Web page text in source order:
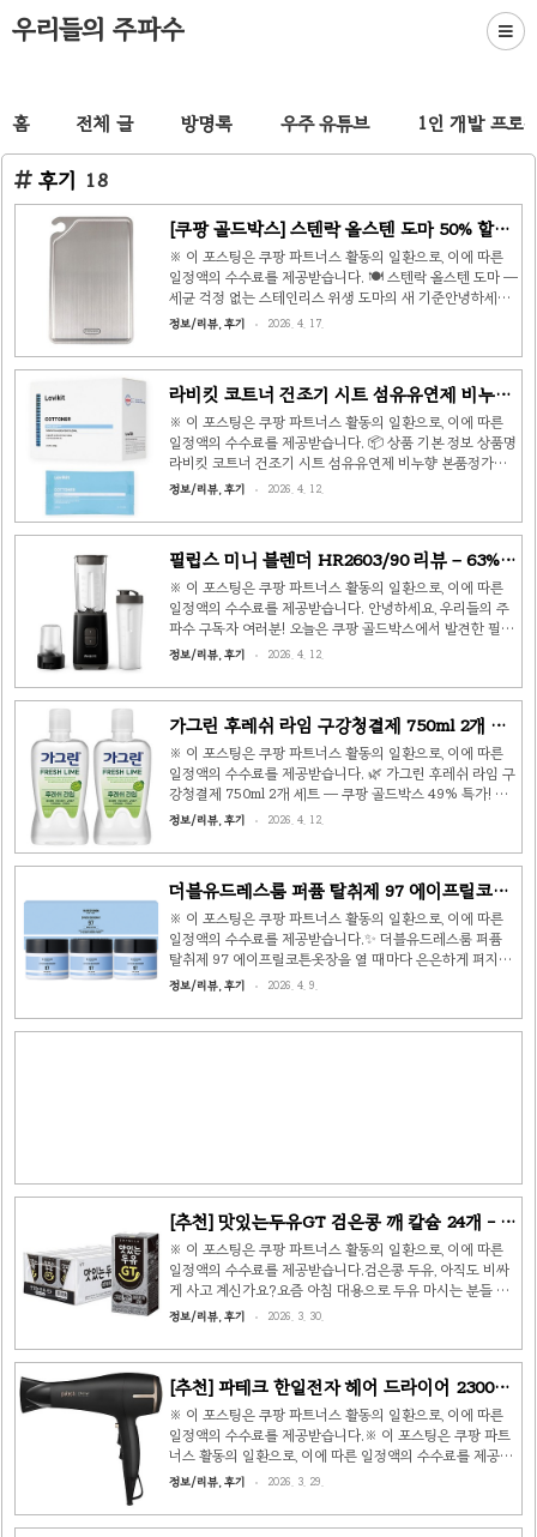
우리들의 주파수
홈 전체 글 방명록 우주 유튜브 1인 개발 프로
후기 18
[쿠팡 골드박스] 스텐락 올스텐 도마 50% 할인
특가 18,890원!
※ 이 포스팅은 쿠팡 파트너스 활동의 일환으로, 이에 따른
일정액의 수수료를 제공받습니다. 🍽️ 스텐락 올스텐 도마 —
세균 걱정 없는 스테인리스 위생 도마의 새 기준안녕하세요,
우리들의 주파수 구독자 여러분! 오늘은 주방 위생에 관심 있
바로 스텐락 올스텐 도마입니다. 플라스틱이나 나무 도마의
특가를 놓치지 마세요! 📦 상품 기본 정보상품명스텐락 올스
텐 도마 (실버)정가37,800원할인가18,890원 (50% 할인)
와우회원가15,870원크기330 × 218 × 2.5 mm재질포스코
생산 SUS 스테인리스리뷰 수1,171개 (1,000명 이상 구매)
배송로켓배송 (내일 새벽 도착 보장..
정보/리뷰, 후기 2026. 4. 17.
라비킷 코트너 건조기 시트 섬유유연제 비누향
40개입 – 쿠팡 골드박스 55% 특가
※ 이 포스팅은 쿠팡 파트너스 활동의 일환으로, 이에 따른
일정액의 수수료를 제공받습니다. 📦 상품 기본 정보 상품명
라비킷 코트너 건조기 시트 섬유유연제 비누향 본품정가
33,000원할인가14,800원 (55% 할인)개당 단가1개입당
기기일반/겸용 (드럼 건조기 포함)유통기한2026년 11월 3
장)리뷰⭐ 11,308개 (최고 87%)인증생활화학제품 인증
EB25-05-0020 ✨ 라비킷 코트너, 어떤 제품인가요? 안녕
하세요, 우리들의 주파수 구독자 여러분! 오늘 소개할 제품은
건조기 사용자라면 한 번쯤 고민해봤을 건조기 전용 시트형
섬유유연제입니다. 바로 라비킷 코트너 건조기 시..
정보/리뷰, 후기 2026. 4. 12.
필립스 미니 블렌더 HR2603/90 리뷰 – 63%
할인, 1만 2천 리뷰의 인기 이유
※ 이 포스팅은 쿠팡 파트너스 활동의 일환으로, 이에 따른
일정액의 수수료를 제공받습니다. 안녕하세요, 우리들의 주
파수 구독자 여러분! 오늘은 쿠팡 골드박스에서 발견한 필립
스 미니 블렌더 HR2603/90을 소개해 드리려고 합니다. 무
데요. 가격도 30,920원으로 부담 없이 구매할 수 있어 화제
심 스펙 항목내용브랜드필립스 (Philips)모델명
HR2603/90 (데일리 컬렉션 시리즈)소비전력350W재질플
라스틱색상블랙구성품용기 1p + 멀티다지기 1p + 텀블러
1p작동방식버튼식정가84,000원할인가30,920원 (63% 할
인)배송로켓배송 (내일 도착 보장) ⭐ 왜 1만..
정보/리뷰, 후기 2026. 4. 12.
가그린 후레쉬 라임 구강청결제 750ml 2개 세
트 — 쿠팡 골드박스 49% 특가!
※ 이 포스팅은 쿠팡 파트너스 활동의 일환으로, 이에 따른
일정액의 수수료를 제공받습니다. 🌿 가그린 후레쉬 라임 구
강청결제 750ml 2개 세트 — 쿠팡 골드박스 49% 특가! 안
녕하세요, 우리들의 주파수 구독자 여러분! 오늘은 쿠팡 골드
개 세트를 소개합니다. 무려 49% 할인된 특가로, 매일 사용
니다! 📦 상품 기본 정보 상품명가그린 후레쉬 라임 구강청
결제, 750ml × 2개정가17,400원할인가8,710원 (49% 할
인)단위 가격100ml당 581원리뷰⭐ 28,775개 리뷰배송🚀
로켓배송 (새벽도착 / 무료배송 / 무료반품)타입액체형 / 과
일향 (라임) / 뚜껑용기효능잇몸 케..
정보/리뷰, 후기 2026. 4. 12.
더블유드레스룸 퍼퓸 탈취제 97 에이프릴코튼
— 48% 할인 골드박스 특가 리뷰
※ 이 포스팅은 쿠팡 파트너스 활동의 일환으로, 이에 따른
일정액의 수수료를 제공받습니다.✨ 더블유드레스룸 퍼퓸
탈취제 97 에이프릴코튼옷장을 열 때마다 은은하게 퍼지는
향기, 상상만 해도 기분 좋지 않나요? 더블유드레스룸 퍼퓸
려 깨끗하고 고급스러운 향을 입혀줍니다.에이프릴코튼 향
정보/리뷰, 후기 2026. 4. 9.
[추천] 맛있는두유GT 검은콩 깨 칼슘 24개 - 이
가격 실화? 56% 할인
※ 이 포스팅은 쿠팡 파트너스 활동의 일환으로, 이에 따른
일정액의 수수료를 제공받습니다.검은콩 두유, 아직도 비싸
게 사고 계신가요?요즘 아침 대용으로 두유 마시는 분들 많
잖아요. 저도 아침 챙겨 먹기 귀찮아서 두유로 때우는 편인
더라고요.평소 22,900원짜리가 56% 할인돼서 9,860원에
편의점에서 두유 한 캔이 얼만데...상품 기본 정보상품명맛있
는두유GT 검은콩 깨 칼슘, 190ml, 24개정가22,900원할인
가9,860원 (56% 할인)용량 단가100ml당 216원리뷰 수
61,076개월 구매9,000명 이상배송로켓배송 무료왜 이게 6
만 개 넘는 리뷰를 받았을까61,076개 리뷰...
정보/리뷰, 후기 2026. 3. 30.
[추천] 파테크 한일전자 헤어 드라이어 2300W
- 61% 할인, 월 1만명이 사는 이유
※ 이 포스팅은 쿠팡 파트너스 활동의 일환으로, 이에 따른
일정액의 수수료를 제공받습니다.※ 이 포스팅은 쿠팡 파트
너스 활동의 일환으로, 이에 따른 일정액의 수수료를 제공받
습니다.📦 상품 기본 정보상품명파테크 한일전자 초고출력
19,900원 (61% 할인 — 와우회원 기준)배송로켓배송 (무료
정보/리뷰, 후기 2026. 3. 29.